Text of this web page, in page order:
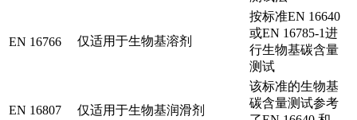
EN 16766 仅适用于生物基溶剂
按标准EN 16640
或EN 16785-1进
行生物基碳含量
测试
EN 16807 仅适用于生物基润滑剂
该标准的生物基
碳含量测试参考